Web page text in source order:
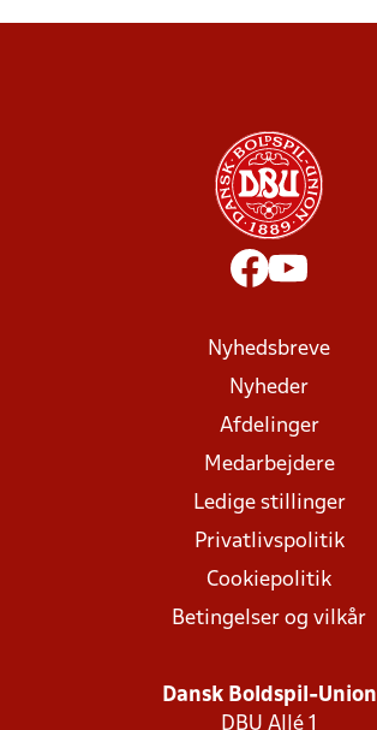
Nyhedsbreve
Nyheder
Afdelinger
Medarbejdere
Ledige stillinger
Privatlivspolitik
Cookiepolitik
Betingelser og vilkår
Dansk Boldspil-Union
DBU Allé 1